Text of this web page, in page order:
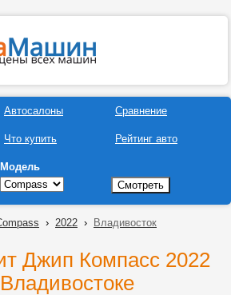
Автосалоны
Что купить
Сравнение
Рейтинг авто
Модель
› 2022 › Владивосток
Джип Компасс 2022